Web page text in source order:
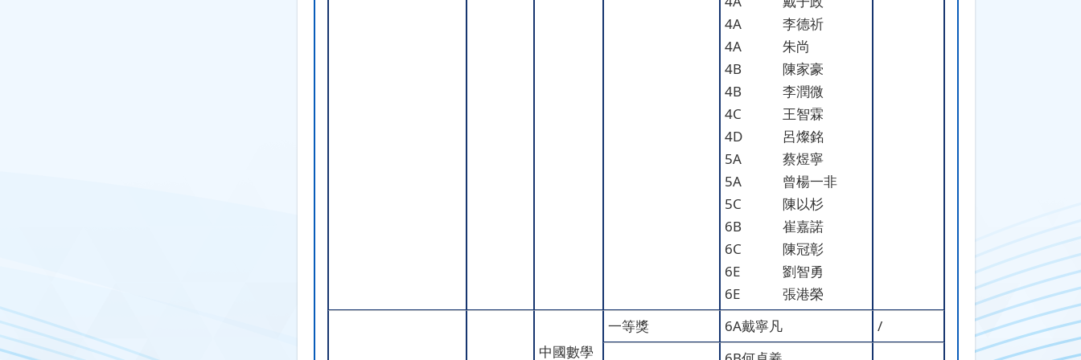
4A
李德祈
4A
朱尚
4B
陳家豪
4B
李潤微
4C
王智霖
4D
呂燦銘
5A
蔡煜寧
5A
曾楊一非
5C
陳以杉
6B
崔嘉諾
6C
陳冠彰
6E
劉智勇
6E
張港榮
中國數學
一等獎 6A戴寧凡
/